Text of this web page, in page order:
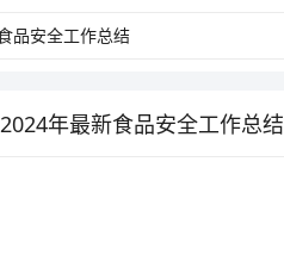
2024年最新食品安全工作总结